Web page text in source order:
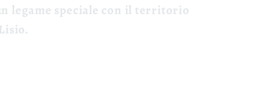
legame speciale con il territorio